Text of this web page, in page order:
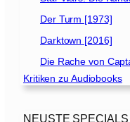
Der Turm [1973]
Darktown [2016]
Die Rache von
Kritiken zu Audiobooks
NEUSTE SPECIALS